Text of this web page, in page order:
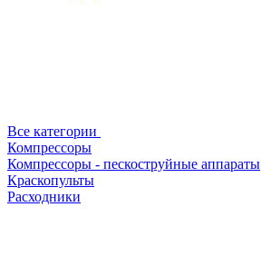
Все категории
Компрессоры
Компрессоры - пескоструйные аппараты
Краскопульты
Расходники